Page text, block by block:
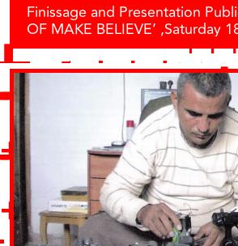
Finissage and Presentation
OF MAKE BELIEVE’ ,Saturday
at 13:00 hrs